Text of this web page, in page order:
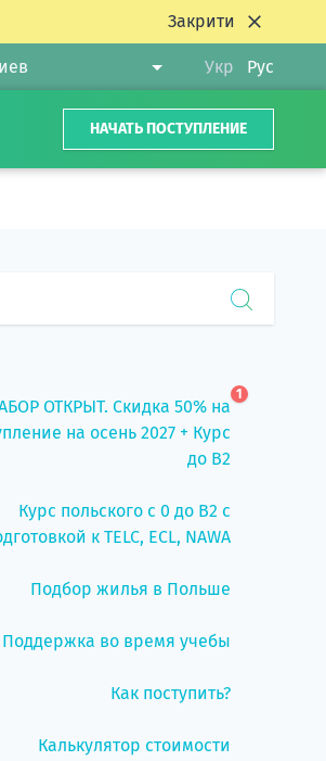
Закрити
Укр Рус
НАЧАТЬ ПОСТУПЛЕНИЕ
ОТКРЫТ. Скидка 50% на
на осень 2027 + Курс
до B2
1
Курс польского с 0 до B2 с
к TELC, ECL, NAWA
Подбор жилья в Польше
Поддержка во время учебы
Как поступить?
Калькулятор стоимости